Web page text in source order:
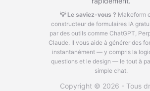
💡 Le saviez-vous ? Makeform
constructeur de formulaires IA
par des outils comme ChatGPT,
Claude. Il vous aide à générer des
instantanément — y compris la
questions et le design — le tout à
simple chat.
Copyright © 2026 - Tous